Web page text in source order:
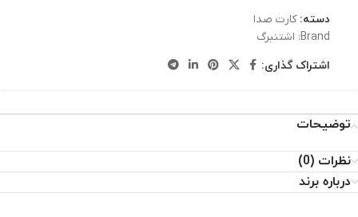
دسته: کارت صدا
Brand: اشتنبرگ
اشتراک گذاری:
توضیحات
نظرات (0)
درباره برند